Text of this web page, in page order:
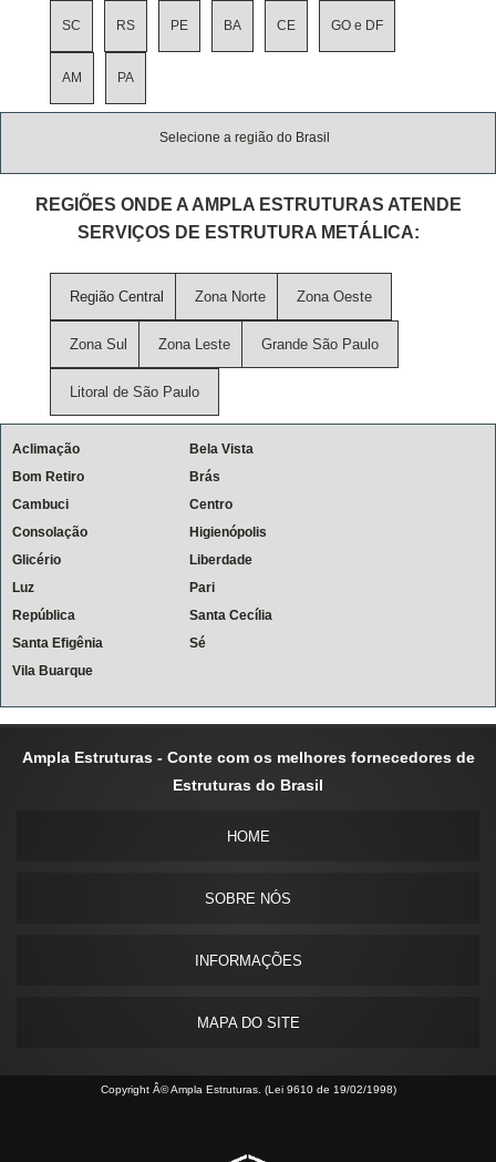
SC RS PE BA CE GO e DF
AM PA
Selecione a região do Brasil
REGIÕES ONDE A AMPLA ESTRUTURAS ATENDE
SERVIÇOS DE ESTRUTURA METÁLICA:
Região Central Zona Norte Zona Oeste
Zona Sul Zona Leste Grande São Paulo
Litoral de São Paulo
Aclimação
Bela Vista
Bom Retiro
Brás
Cambuci
Centro
Consolação
Higienópolis
Glicério
Liberdade
Luz
Pari
República
Santa Cecília
Santa Efigênia
Sé
Vila Buarque
Ampla Estruturas - Conte com os melhores fornecedores de
Estruturas do Brasil
HOME
SOBRE NÓS
INFORMAÇÕES
MAPA DO SITE
Copyright Â© Ampla Estruturas. (Lei 9610 de 19/02/1998)